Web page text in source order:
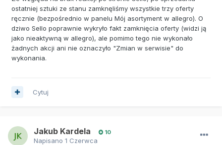
ostatniej sztuki ze stanu zamknęliśmy wszystkie trzy oferty
ręcznie (bezpośrednio w panelu Mój asortyment w allegro). O
dziwo Sello poprawnie wykryło fakt zamknięcia oferty (widzi ją
jako nieaktywną w allegro), ale pomimo tego nie wykonało
żadnych akcji ani nie oznaczyło "Zmian w serwisie" do
wykonania.
Cytuj
Jakub Kardela 10
Napisano 1 Czerwca